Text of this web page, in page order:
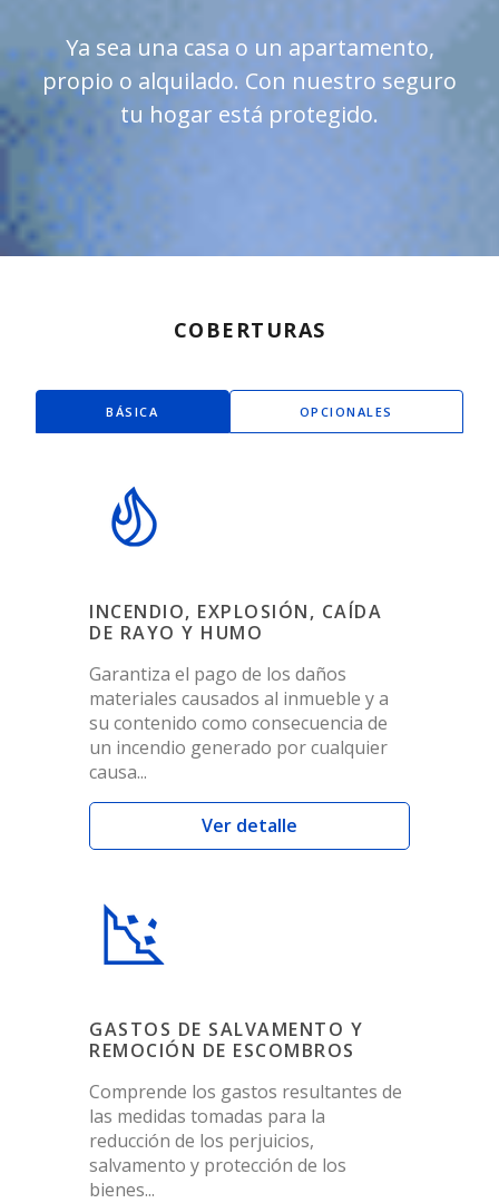
Ya sea una casa o un apartamento,
propio o alquilado. Con nuestro seguro
tu hogar está protegido.
COBERTURAS
BÁSICA OPCIONALES
INCENDIO, EXPLOSIÓN, CAÍDA
DE RAYO Y HUMO
Garantiza el pago de los daños
materiales causados al inmueble y a
su contenido como consecuencia de
un incendio generado por cualquier
causa...
Ver detalle
GASTOS DE SALVAMENTO Y
REMOCIÓN DE ESCOMBROS
Comprende los gastos resultantes de
las medidas tomadas para la
reducción de los perjuicios,
salvamento y protección de los
bienes...